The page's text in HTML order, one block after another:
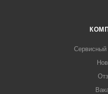
Сервисный